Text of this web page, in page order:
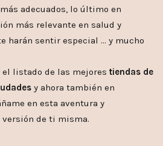
adecuados, lo último en
más relevante en salud y
harán sentir especial … y mucho
listado de las mejores tiendas de
y ahora también en
en esta aventura y
de ti misma.